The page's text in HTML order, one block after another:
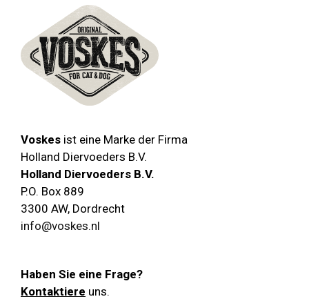
Voskes ist eine Marke der Firma
Holland Diervoeders B.V.
Holland Diervoeders B.V.
P.O. Box 889
3300 AW, Dordrecht
info@voskes.nl
Haben Sie eine Frage?
Kontaktiere uns.